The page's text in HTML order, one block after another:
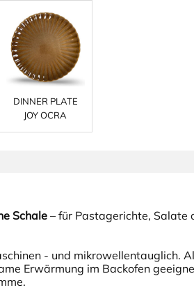
DINNER PLATE
JOY OCRA
Schale– für Pastagerichte, Salate
- und mikrowellentauglich.
Erwärmung im Backofen